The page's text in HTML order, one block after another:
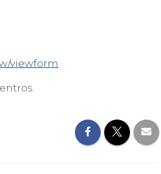
viewform